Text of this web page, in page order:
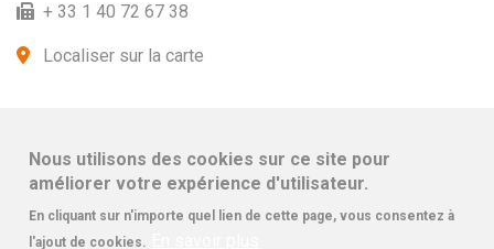
+ 33 1 40 72 67 38
Localiser sur la carte
Nous utilisons des cookies sur ce site pour
améliorer votre expérience d'utilisateur.
En cliquant sur n'importe quel lien de cette page, vous consentez à
l'ajout de cookies.